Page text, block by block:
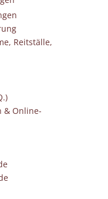
Reitställe,
& Online-